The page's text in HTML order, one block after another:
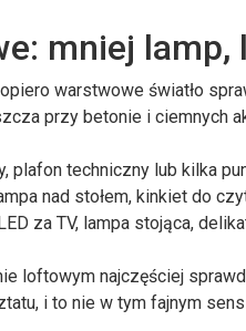
mniej lamp,
warstwowe światło
przy betonie i ciemnych
plafon techniczny lub kilka
nad stołem, kinkiet do
za TV, lampa stojąca,
loftowym najczęściej
i to nie w tym fajnym